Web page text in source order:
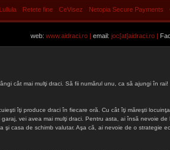
Retete fine CeVisez Netopia Secure Payments
web: www.aidraci.ro | email: joc[at]aidraci.ro |
cât mai mulţi draci. Să fii numărul unu, ca să ajungi în
îţi produce draci în fiecare oră. Cu cât îţi măreşti
vei avea mai mulţi draci. Pentru asta, ai însă nevoie
şi casa de schimb valutar. Aşa că, ai nevoie de o strategie